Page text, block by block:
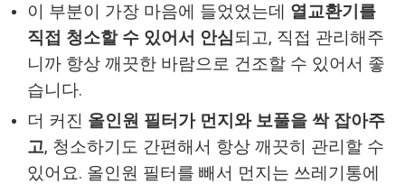
이 부분이 가장 마음에 들었었는데 열교환기를
직접 청소할 수 있어서 안심되고, 직접 관리해주
니까 항상 깨끗한 바람으로 건조할 수 있어서 좋
습니다.
더 커진 올인원 필터가 먼지와 보풀을 싹 잡아주
고, 청소하기도 간편해서 항상 깨끗히 관리할 수
있어요. 올인원 필터를 빼서 먼지는 쓰레기통에